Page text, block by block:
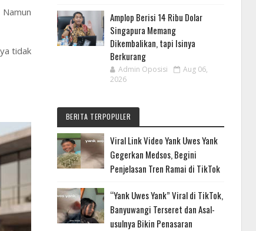
tidak
Amplop Berisi 14 Ribu Dolar
Singapura Memang
Dikembalikan, tapi Isinya
Berkurang
Admin Oposisi
Aug 06,
2026
BERITA TERPOPULER
Viral Link Video Yank Uwes Yank
Gegerkan Medsos, Begini
Penjelasan Tren Ramai di TikTok
“Yank Uwes Yank” Viral di TikTok,
Banyuwangi Terseret dan Asal-
usulnya Bikin Penasaran